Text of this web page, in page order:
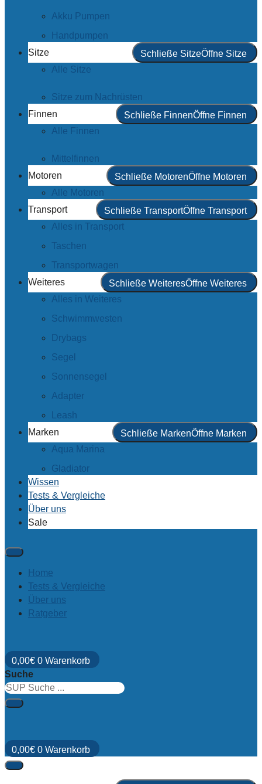
Akku Pumpen
Handpumpen
Sitze
Schließe SitzeÖffne Sitze
Alle Sitze
Sitze zum Nachrüsten
Finnen
Schließe FinnenÖffne Finnen
Alle Finnen
Mittelfinnen
Motoren
Schließe MotorenÖffne Motoren
Alle Motoren
Transport
Schließe TransportÖffne Transport
Alles in Transport
Taschen
Transportwagen
Weiteres
Schließe WeiteresÖffne Weiteres
Alles in Weiteres
Schwimmwesten
Drybags
Segel
Sonnensegel
Adapter
Leash
Marken
Schließe MarkenÖffne Marken
Aqua Marina
Gladiator
Wissen
Tests & Vergleiche
Über uns
Sale
Home
Tests & Vergleiche
Über uns
Ratgeber
0,00€ 0 Warenkorb
Suche
0,00€ 0 Warenkorb